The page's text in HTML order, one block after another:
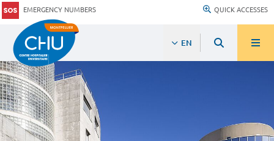
EMERGENCY NUMBERS QUICK ACCESSES
EN